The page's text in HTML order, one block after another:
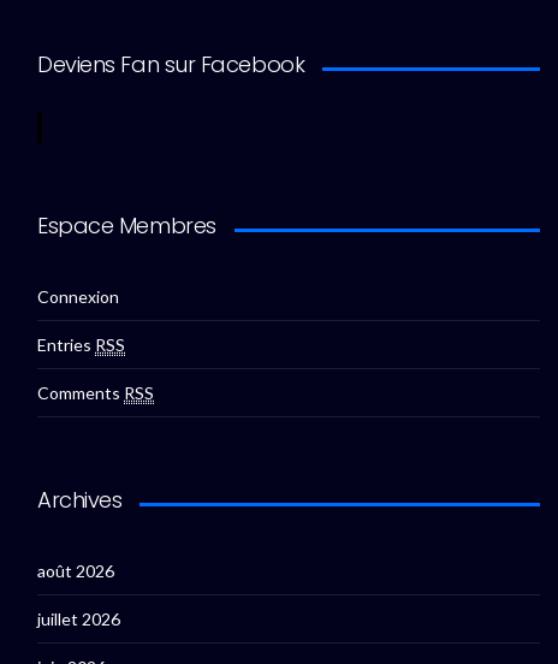
Deviens Fan sur Facebook
Espace Membres
Connexion
Entries RSS
Comments RSS
Archives
août 2026
juillet 2026